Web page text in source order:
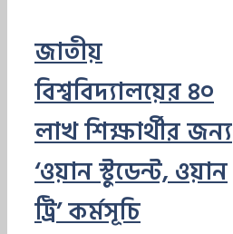
জাতীয়
বিশ্ববিদ্যালয়ের ৪০
লাখ শিক্ষার্থীর জন্য
‘ওয়ান স্টুডেন্ট, ওয়ান
ট্রি’ কর্মসূচি